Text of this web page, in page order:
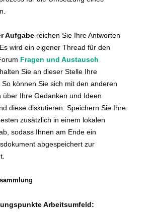
Aufgabe reichen Sie Ihre Antworten
wird ein eigener Thread für den
Fragen und Austausch
Sie an dieser Stelle Ihre
können Sie sich mit den anderen
über Ihre Gedanken und Ideen
diese diskutieren. Speichern Sie Ihre
zusätzlich in einem lokalen
sodass Ihnen am Ende ein
abgespeichert zur
Arbeitsumfeld: